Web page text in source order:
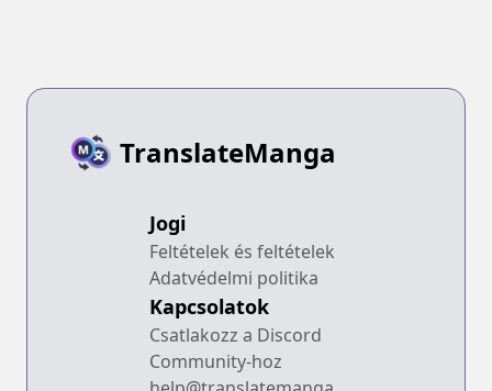
TranslateManga
Jogi
Feltételek és feltételek
Adatvédelmi politika
Kapcsolatok
Csatlakozz a Discord
Community-hoz